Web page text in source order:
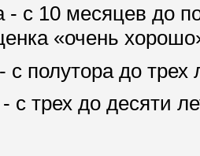
с 10 месяцев до
«очень
с полутора до трех
с трех до десяти